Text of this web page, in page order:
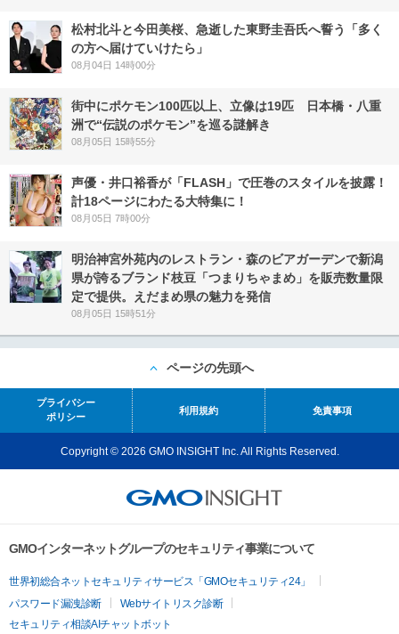
松村北斗と今田美桜、急逝した東野圭吾氏へ誓う「多く
の方へ届けていけたら」
08月04日 14時00分
街中にポケモン100匹以上、立像は19匹 日本橋・八重
洲で“伝説のポケモン”を巡る謎解き
08月05日 15時55分
声優・井口裕香が「FLASH」で圧巻のスタイルを披露！
計18ページにわたる大特集に！
08月05日 7時00分
明治神宮外苑内のレストラン・森のビアガーデンで新潟
県が誇るブランド枝豆「つまりちゃまめ」を販売数量限
定で提供。えだまめ県の魅力を発信
08月05日 15時51分
ページの先頭へ
プライバシー
ポリシー
利用規約 免責事項
Copyright © 2026 GMO INSIGHT Inc. All Rights Reserved.
GMOインターネットグループのセキュリティ事業について
世界初総合ネットセキュリティサービス「GMOセキュリティ24」
パスワード漏洩診断
Webサイトリスク診断
セキュリティ相談AIチャットボット